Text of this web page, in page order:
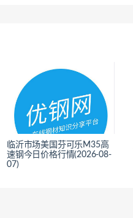
临沂市场美国芬可乐M35高
速钢今日价格行情(2026-08-
07)